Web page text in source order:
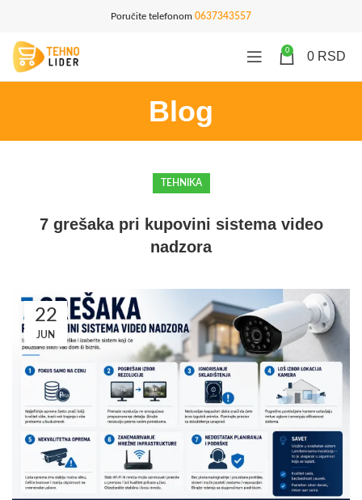
Poručite telefonom 0637343557
0 0 RSD
Blog
TEHNIKA
7 grešaka pri kupovini sistema video
nadzora
22
JUN